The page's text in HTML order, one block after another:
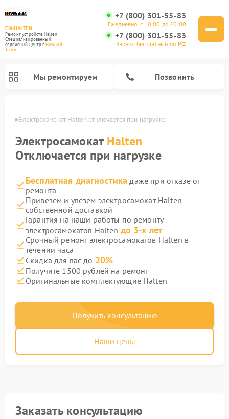
FIX-HALTEN
Ремонт устройств Halten
Специализированный
cервисный центр г.Нижний
Тагил
+7 (800) 301-55-83
Ежедневно, с 10:00 до 20:00
+7 (800) 301-55-83
Звонок бесплатный по РФ
Мы ремонтируем Позвонить
Электросамокат Halten отключается при нагрузке
Электросамокат Halten
Отключается при нагрузке
Бесплатная диагностика даже при отказе от
ремонта
Привезем и увезем электросамокат Halten
собственной доставкой
Гарантия на наши работы по ремонту
электросамокатов Halten до 3-х лет
Срочный ремонт электросамокатов Halten в
течении часа
Скидка для вас до 20%
Получите 1500 рублей на ремонт
Оригинальные комплектующие Halten
Получить консультацию
Наши цены
Заказать консультацию